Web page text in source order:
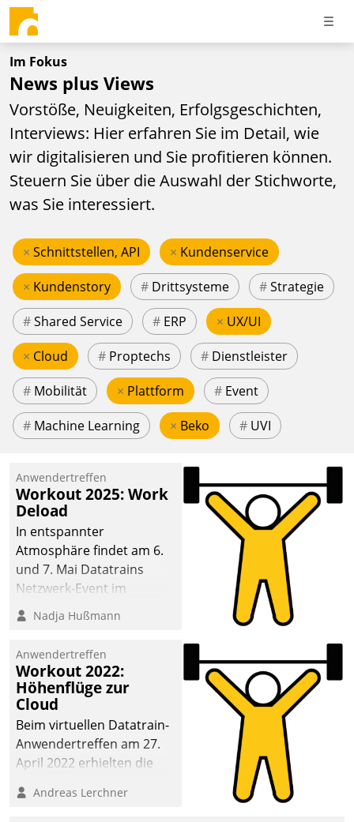
Im Fokus
News plus Views
Vorstöße, Neuigkeiten, Erfolgsgeschichten,
Interviews: Hier erfahren Sie im Detail, wie
wir digitalisieren und Sie profitieren können.
Steuern Sie über die Auswahl der Stichworte,
was Sie interessiert.
× Schnittstellen, API × Kundenservice
× Kundenstory # Drittsysteme #Strategie
#Shared Service # ERP × UX/UI
× Cloud # Proptechs # Dienstleister
# Mobilität × Plattform # Event
# Machine Learning × Beko # UVI
Anwendertreffen
Workout 2025: Work
Deload
In entspannter
Atmosphäre findet am 6.
und 7. Mai Datatrains
Netzwerk-Event im
Kunden- und Partnerkreis
statt. Zentrale Frage: Wie
Mammutprojekte
meistern und Workloads
wuppen – bei zunehmend
anspruchsvollen
Aufgaben und
abnehmendem
Nadja Hußmann
Anwendertreffen
Workout 2022:
Höhenflüge zur
Cloud
Beim virtuellen Datatrain-
Anwendertreffen am 27.
April 2022 erhielten die
Teilnehmer kurzweilige
Andreas Lerchner